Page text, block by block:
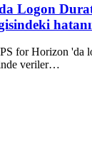
Logon
for Horizon 'da
veriler…